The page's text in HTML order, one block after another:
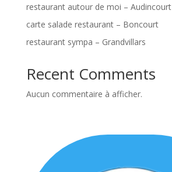
restaurant autour de moi – Audincourt
carte salade restaurant – Boncourt
restaurant sympa – Grandvillars
Recent Comments
Aucun commentaire à afficher.